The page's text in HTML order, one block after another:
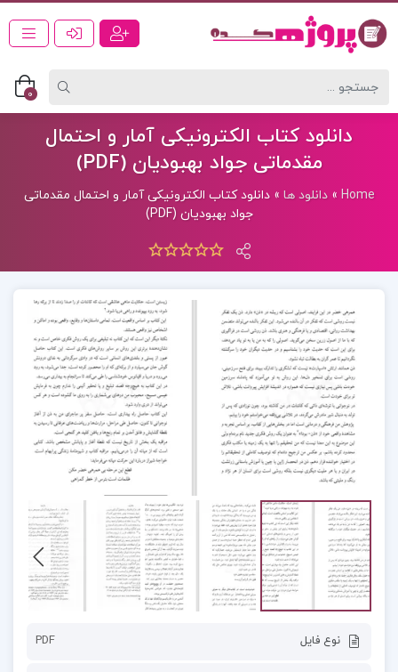
0
دانلود کتاب الکترونیکی آمار و احتمال
مقدماتی جواد بهبودیان (PDF)
Home
»دانلود ها »دانلود کتاب الکترونیکی آمار و احتمال مقدماتی
جواد بهبودیان (PDF)
نوع فایل PDF